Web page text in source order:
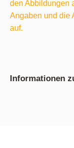
den Abbildungen
Angaben und die
auf.
Informationen